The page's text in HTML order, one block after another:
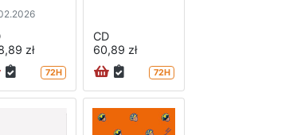
zł
72H
CD
60,89 zł
72H